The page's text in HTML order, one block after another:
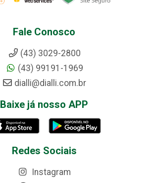
Fale Conosco
(43) 3029-2800
(43) 99191-1969
dialli@dialli.com.br
Baixe já nosso APP
Redes Sociais
Instagram